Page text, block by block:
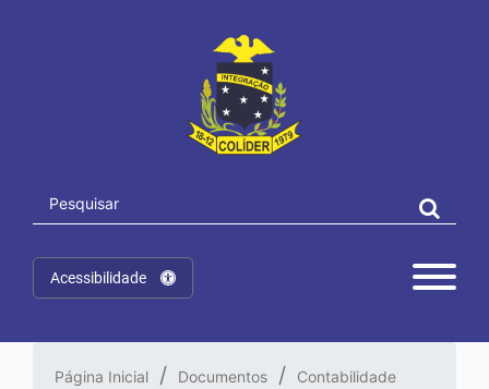
Acessibilidade
Página Inicial Documentos
Contabilidade